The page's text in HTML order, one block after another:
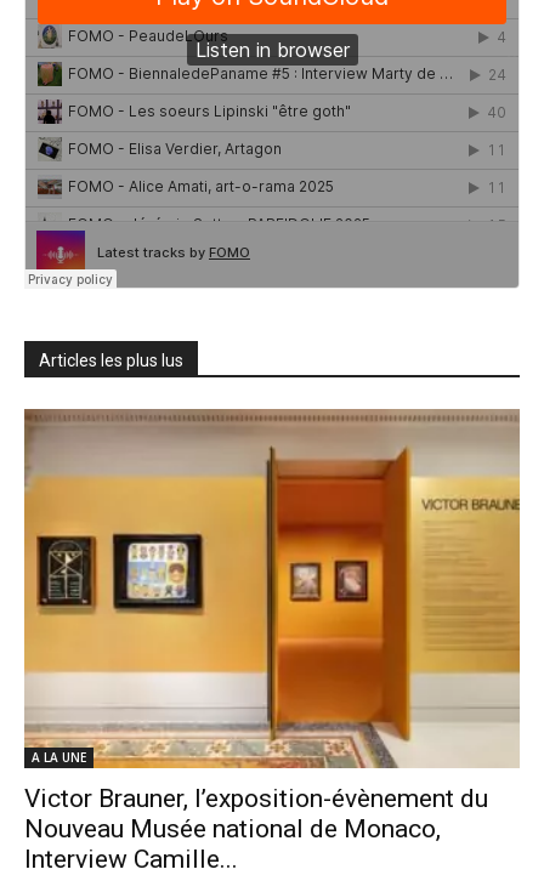
Articles les plus lus
A LA UNE
Victor Brauner, l’exposition-évènement du
Nouveau Musée national de Monaco,
Interview Camille...